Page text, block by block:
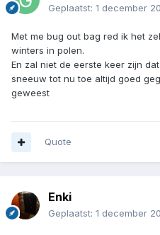
Geplaatst: 1 december
Met me bug out bag red ik het
winters in polen.
En zal niet de eerste keer zijn
sneeuw tot nu toe altijd goed
geweest
Quote
Enki
Geplaatst: 1 december